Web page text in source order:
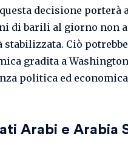
decisione porterà
di barili al giorno non
stabilizzata. Ciò
gradita a
politica ed
Arabi e Arabia